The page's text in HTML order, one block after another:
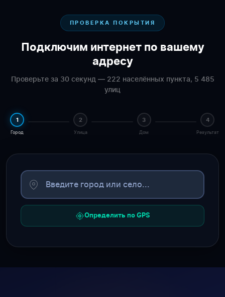
ПРОВЕРКА ПОКРЫТИЯ
Подключим интернет по вашему
адресу
Проверьте за 30 секунд — 222 населённых пункта, 5 485
улиц
1
Город
2
Улица
3
Дом
4
Результат
Определить по GPS